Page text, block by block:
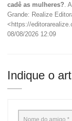
cadê as mulheres? .
Grande: Realize
<https://
08/08/2026 12:09
Indique o